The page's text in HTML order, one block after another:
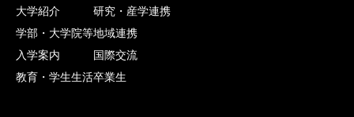
大学紹介
学部・大学院等
入学案内
教育・学生生活
研究・産学連携
地域連携
国際交流
卒業生